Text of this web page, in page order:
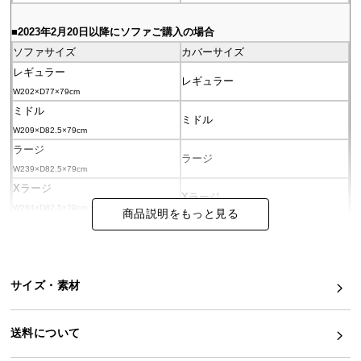
ン
テ
ア
ー
ネ
探
■2023年2月20日以降にソファご購入の場合
ソファサイズ
カバーサイズ
レギュラー
W202×D77×79cm
レギュラー
ミドル
W209×D82.5×79cm
ミドル
ラージ
W239×D82.5×79cm
ラージ
Xラージ
W264×D82.5×79cm
Xラージ
商品説明をもっと見る
サイズ・素材
送料について